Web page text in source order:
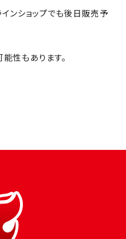
ンショップでも後日販売予
性もあります。